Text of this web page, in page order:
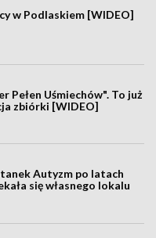
w Podlaskiem [WIDEO]
Pełen Uśmiechów". To już
zbiórki [WIDEO]
Autyzm po latach
się własnego lokalu